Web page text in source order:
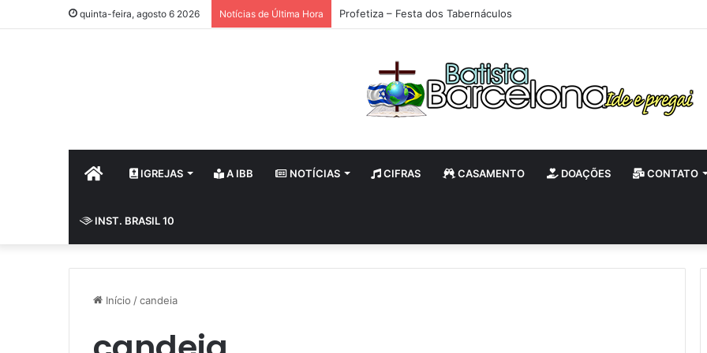
quinta-feira, agosto 6 2026 Notícias de Última Hora Profetiza – Festa dos Tabernáculos
HOME IGREJAS A IBB NOTÍCIAS CIFRAS CASAMENTO DOAÇÕES CONTATO
INST. BRASIL 10
Início /candeia